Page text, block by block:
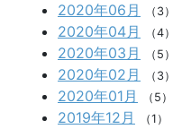
2020年06月 （3）
2020年04月 （4）
2020年03月 （5）
2020年02月 （3）
2020年01月 （5）
2019年12月 （1）